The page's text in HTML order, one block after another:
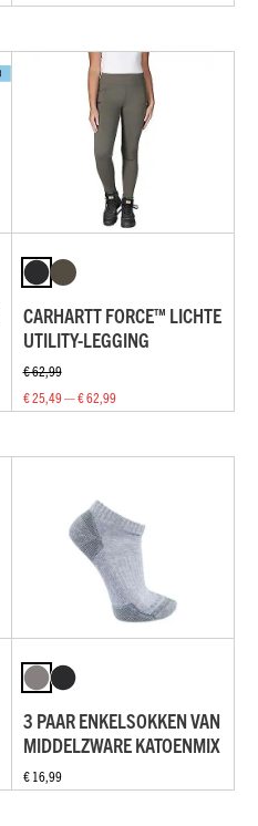
CARHARTT FORCE™ LICHTE
UTILITY-LEGGING
€ 62,99
€ 25,49 — € 62,99
3 PAAR ENKELSOKKEN VAN
MIDDELZWARE KATOENMIX
€ 16,99